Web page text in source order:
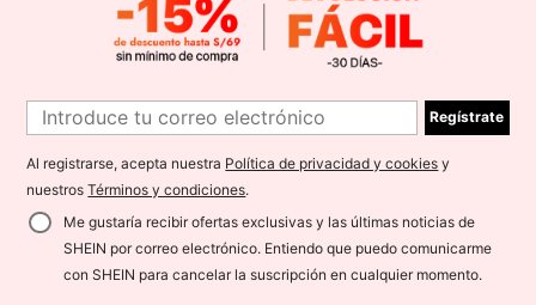
Regístrate
Al registrarse, acepta nuestra Política de privacidad y cookies y
nuestrosTérminos y condiciones.
Me gustaría recibir ofertas exclusivas y las últimas noticias de
SHEIN por correo electrónico. Entiendo que puedo comunicarme
con SHEIN para cancelar la suscripción en cualquier momento.